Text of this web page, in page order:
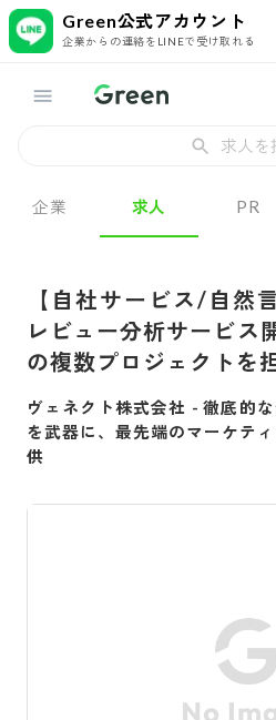
Green公式アカウント
企業からの連絡をLINEで受け取れる
求人を
企業 求人 PR
【自社サービス/自然
レビュー分析サービス
の複数プロジェクトを
ヴェネクト株式会社 -徹底的
を武器に、最先端のマーケテ
供